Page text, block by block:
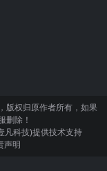
版权归原作者所有，如果
删除！
凡科技)提供技术支持
声明